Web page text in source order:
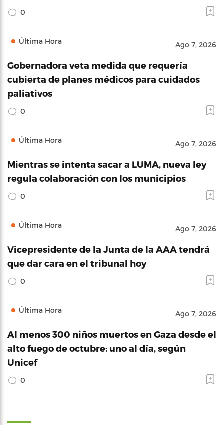
0
Última Hora Ago 7, 2026
Gobernadora veta medida que requería
cubierta de planes médicos para cuidados
paliativos
0
Última Hora Ago 7, 2026
Mientras se intenta sacar a LUMA, nueva ley
regula colaboración con los municipios
0
Última Hora Ago 7, 2026
Vicepresidente de la Junta de la AAA tendrá
que dar cara en el tribunal hoy
0
Última Hora Ago 7, 2026
Al menos 300 niños muertos en Gaza desde el
alto fuego de octubre: uno al día, según
Unicef
0